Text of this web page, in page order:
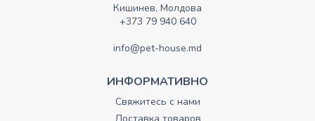
Кишинев, Молдова
+373 79 940 640
info@pet-house.md
ИНФОРМАТИВНО
Свяжитесь с нами